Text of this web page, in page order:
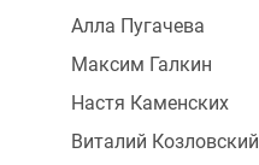
Алла Пугачева
Максим Галкин
Настя Каменских
Виталий Козловский